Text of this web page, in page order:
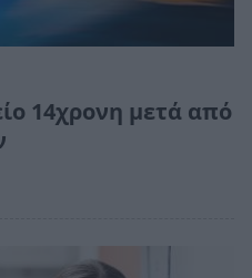
14χρονη μετά από